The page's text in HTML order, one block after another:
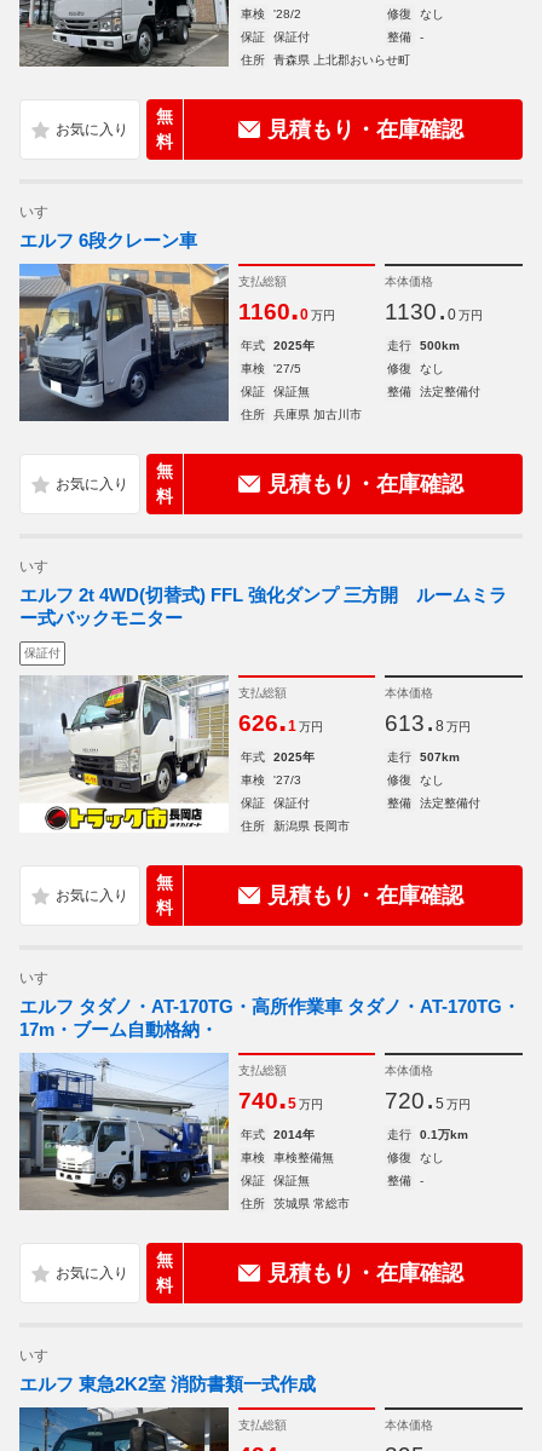
車検
'28/2 修復
なし
保証
保証付 整備
-
住所
青森県 上北郡おいらせ町
無
料
見積もり・在庫確認
いすゞ
エルフ 6段クレーン車
支払総額
1160.0 万円
本体価格
1130. 0 万円
年式 2025年 走行
500km
車検
'27/5 修復
なし
保証
保証無 整備
法定整備付
住所
兵庫県 加古川市
無
料
見積もり・在庫確認
いすゞ
エルフ 2t 4WD(切替式) FFL 強化ダンプ 三方開 ルームミラ
ー式バックモニター
保証付
支払総額
626.1 万円
本体価格
613. 8 万円
年式 2025年 走行
507km
車検
'27/3 修復
なし
保証
保証付 整備
法定整備付
住所
新潟県 長岡市
無
料
見積もり・在庫確認
いすゞ
エルフ タダノ・AT-170TG・高所作業車 タダノ・AT-170TG・
17m・ブーム自動格納・
支払総額
740.5 万円
本体価格
720. 5 万円
年式 2014年 走行
0.1万km
車検
車検整備無 修復
なし
保証
保証無 整備
-
住所
茨城県 常総市
無
料
見積もり・在庫確認
いすゞ
エルフ 東急2K2室 消防書類一式作成
支払総額 本体価格